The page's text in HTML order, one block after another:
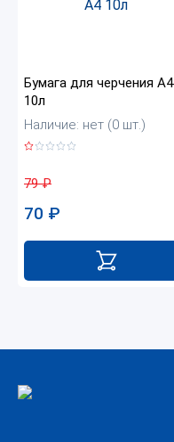
Бумага для черчения А4
10л
Наличие: нет (0 шт.)
79₽
70 ₽